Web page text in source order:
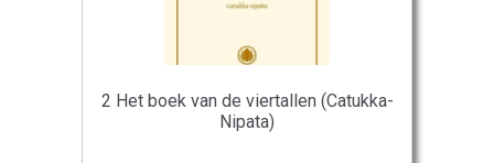
2 Het boek van de viertallen (Catukka-
Nipata)